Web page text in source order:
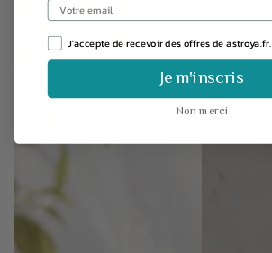
J'accepte de recevoir des offres de astroya.fr.
Je m'inscris
Non merci